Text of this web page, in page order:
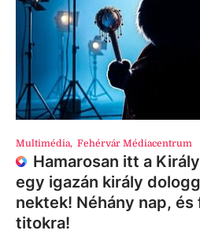
Multimédia, Fehérvár Médiacentrum
Hamarosan itt a
egy igazán király
nektek! Néhány nap,
titokra!